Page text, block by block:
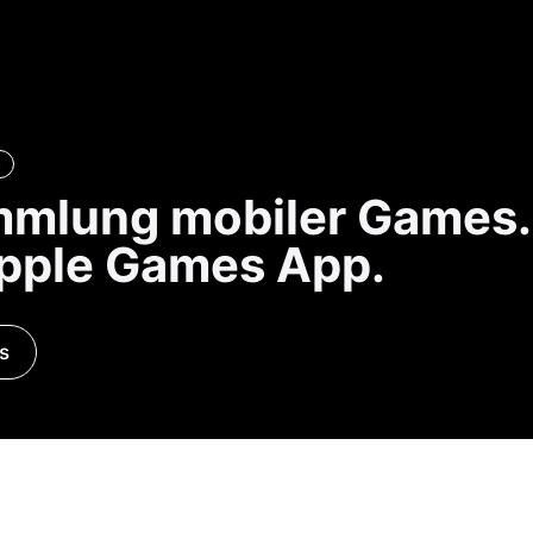
Mit
Apple One
kombinieren
mobiler Games.
Games App.